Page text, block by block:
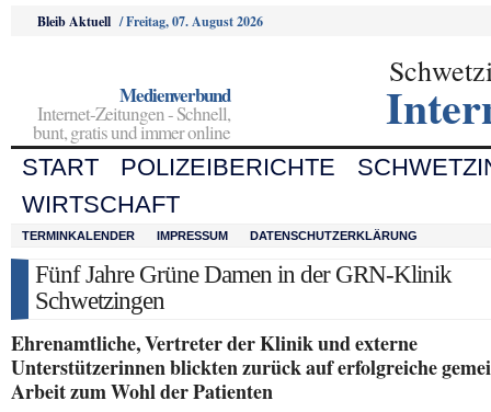
Bleib Aktuell /Freitag, 07. August 2026
Medienverbund
Internet-Zeitungen - Schnell,
bunt, gratis und immer online
START POLIZEIBERICHTE
WIRTSCHAFT
TERMINKALENDER IMPRESSUM DATENSCHUTZERKLÄRUNG
Fünf Jahre Grüne Damen in der GRN-Klinik
Schwetzingen
Ehrenamtliche, Vertreter der Klinik und externe
Unterstützerinnen blickten zurück auf erfolgreiche
Arbeit zum Wohl der Patienten